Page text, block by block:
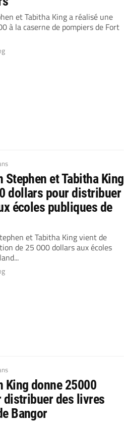
et Tabitha King a réalisé une
à la caserne de pompiers de Fort
Stephen et Tabitha King
dollars pour distribuer
écoles publiques de
et Tabitha King vient de
de 25 000 dollars aux écoles
King donne 25000
distribuer des livres
Bangor